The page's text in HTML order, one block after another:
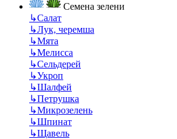
Семена зелени
↳Салат
↳Лук, черемша
↳Мята
↳Мелисса
↳Сельдерей
↳Укроп
↳Шалфей
↳Петрушка
↳Микрозелень
↳Шпинат
↳Щавель